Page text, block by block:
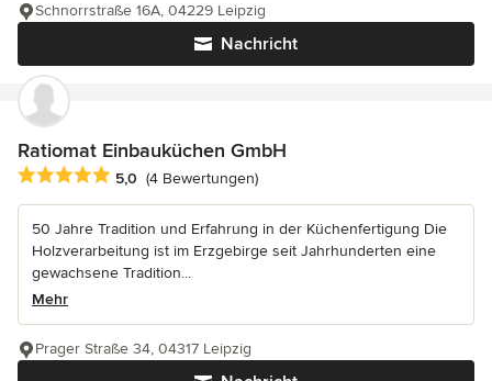
Nachricht
Schnorrstraße 16A, 04229 Leipzig
Ratiomat Einbauküchen GmbH
Durchschnittliche Bewertung: 5 von 5 Sternen
5,0 (4 Bewertungen)
50 Jahre Tradition und Erfahrung in der Küchenfertigung Die
Holzverarbeitung ist im Erzgebirge seit Jahrhunderten eine
gewachsene Tradition...
Mehr
Prager Straße 34, 04317 Leipzig